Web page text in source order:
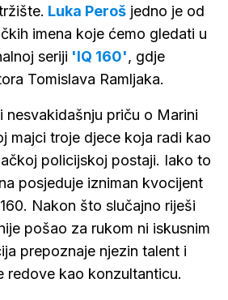
Luka Peroš jedno je od
imena koje ćemo gledati u
seriji 'IQ 160', gdje
Tomislava Ramljaka.
nesvakidašnju priču o Marini
majci troje djece koja radi kao
policijskoj postaji. Iako to
posjeduje izniman kvocijent
Nakon što slučajno riješi
pošao za rukom ni iskusnim
prepoznaje njezin talent i
redove kao konzultanticu.